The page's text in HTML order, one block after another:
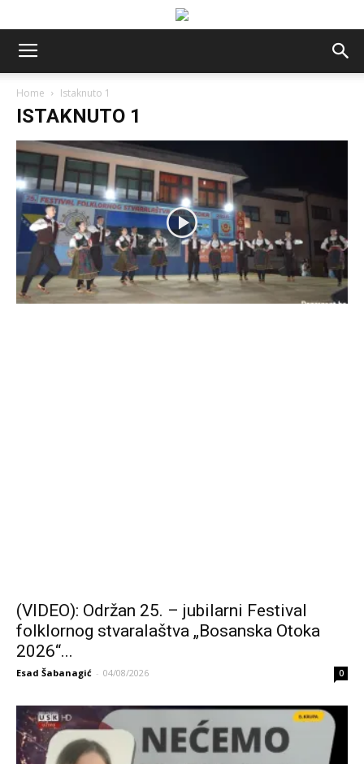
Home Istaknuto 1
ISTAKNUTO 1
(VIDEO): Održan 25. – jubilarni Festival
folklornog stvaralaštva „Bosanska Otoka
2026“...
Esad Šabanagić - 04/08/2026 0